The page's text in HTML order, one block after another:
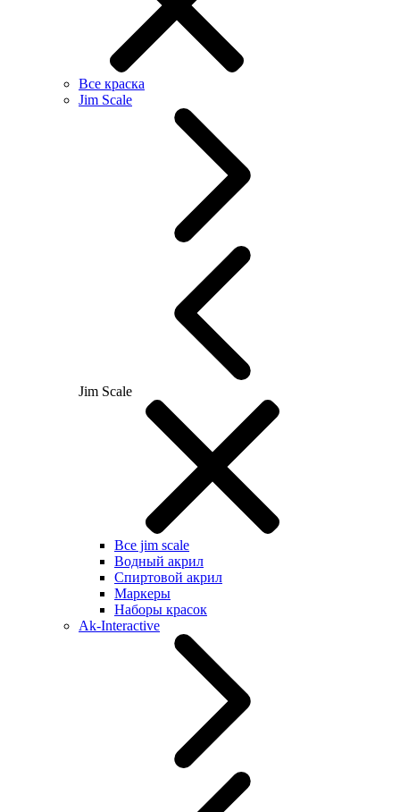
Все краска
Jim Scale
Jim Scale
Все jim scale
Водный акрил
Спиртовой акрил
Маркеры
Наборы красок
Ak-Interactive